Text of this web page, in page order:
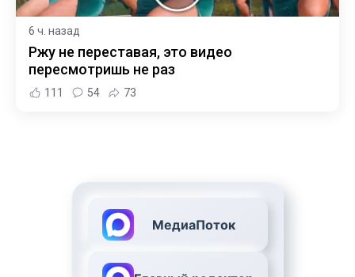
6 ч. назад
Ржу не переставая, это видео
пересмотришь не раз
111 54 73
МедиаПоток